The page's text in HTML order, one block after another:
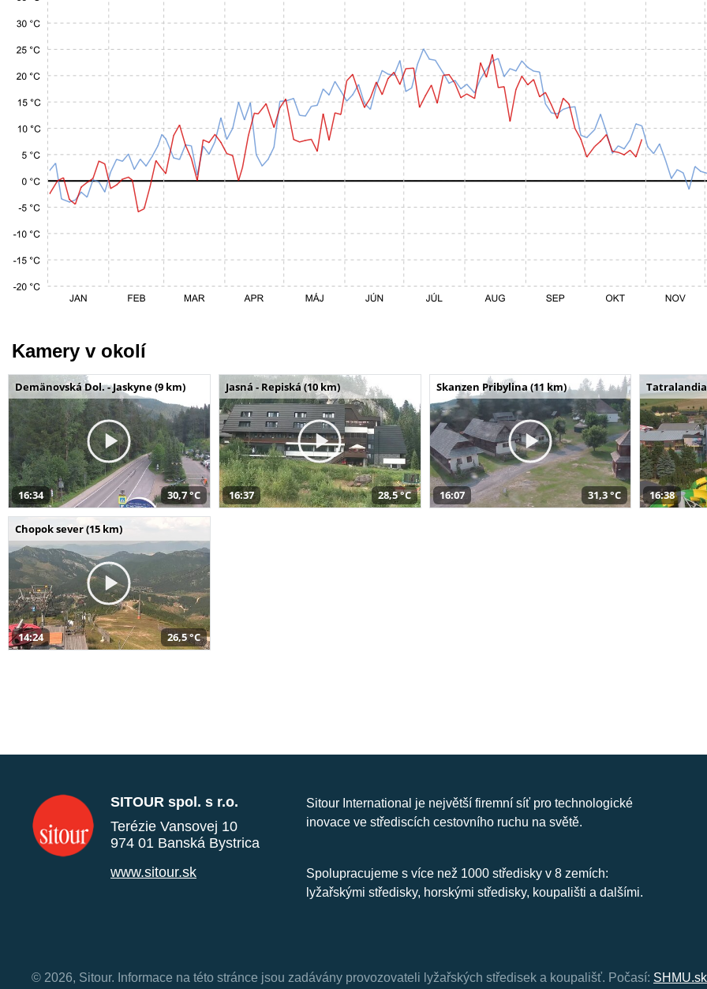
Kamery v okolí
Demänovská Dol. - Jaskyne (9 km)
16:34 30,7 °C
Jasná - Repiská (10 km)
16:37 28,5 °C
Skanzen Pribylina (11 km)
16:07 31,3 °C
Tatralandia
16:38
Chopok sever (15 km)
14:24 26,5 °C
SITOUR spol. s r.o.
Terézie Vansovej 10
974 01 Banská Bystrica
www.sitour.sk
Sitour International je největší firemní síť pro technologické
inovace ve střediscích cestovního ruchu na světě.
Spolupracujeme s více než 1000 středisky v 8 zemích:
lyžařskými středisky, horskými středisky, koupališti a dalšími.
© 2026, Sitour. Informace na této stránce jsou zadávány provozovateli lyžařských středisek a koupališť. Počasí: SHMU.sk